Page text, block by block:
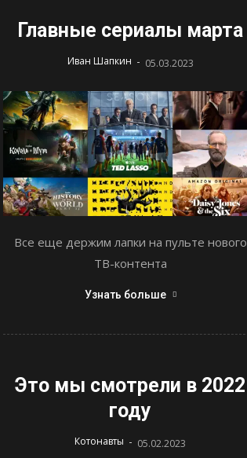
Главные сериалы марта
Иван Шапкин - 05.03.2023
Все еще держим лапки на пульте нового
ТВ-контента
Узнать больше
Это мы смотрели в 2022
году
Котонавты - 05.02.2023